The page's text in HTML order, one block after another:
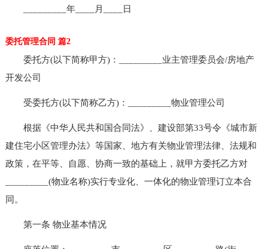
_________年____月____日
委托管理合同 篇2
委托方(以下简称甲方)：_________业主管理委员会/房地产
开发公司
受委托方(以下简称乙方)：_________物业管理公司
根据《中华人民共和国合同法》、建设部第33号令《城市新
建住宅小区管理办法》等国家、地方有关物业管理法律、法规和
政策，在平等、自愿、协商一致的基础上，就甲方委托乙方对
_________(物业名称)实行专业化、一体化的物业管理订立本合
同。
第一条 物业基本情况